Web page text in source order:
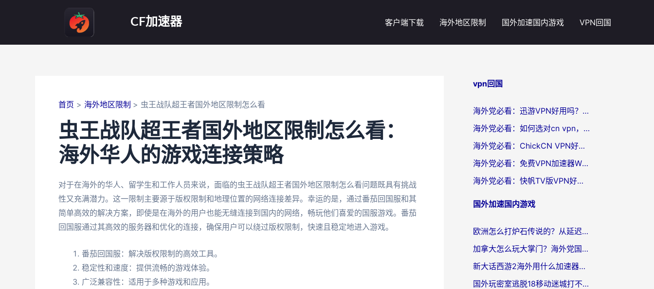
CF加速器 客户端下载 海外地区限制 国外加速国内游戏 VPN回国
首页 海外地区限制 虫王战队超王者国外地区限制怎么看
虫王战队超王者国外地区限制怎么看：
海外华人的游戏连接策略
对于在海外的华人、留学生和工作人员来说，面临的虫王战队超王者国外地区限制怎么看问题既具有挑战
性又充满潜力。这一限制主要源于版权限制和地理位置的网络连接差异。幸运的是，通过番茄回国服和其
简单高效的解决方案，即使是在海外的用户也能无缝连接到国内的网络，畅玩他们喜爱的国服游戏。番茄
回国服通过其高效的服务器和优化的连接，确保用户可以绕过版权限制，快速且稳定地进入游戏。
番茄回国服：解决版权限制的高效工具。
稳定性和速度：提供流畅的游戏体验。
广泛兼容性：适用于多种游戏和应用。
vpn回国
海外党必看：迅游VPN好用吗？和番茄加速器VPN对比哪个回国效果更好？
海外党必看：如何选对cn vpn，轻松解锁国内影音游戏？
海外党必看：ChickCN VPN好用吗？和星河VPN对比哪个回国效果更好？附真实体验+避坑指南
海外党必看：免费VPN加速器Windows版怎么选？附真实测评与无缝访问国内资源指南
海外党必看：快帆TV版VPN好用吗？和hi龟龟VPN对比哪个回国效果更好？附免费加速器选择指南
国外加速国内游戏
欧洲怎么打炉石传说的？从延迟999到丝滑上分，我找到了靠谱加速器
加拿大怎么玩大掌门？海外党国服游戏加速避坑指南（附实用工具推荐）
新大话西游2海外用什么加速器登录？老玩家亲测有效的国服游戏加速指南
国外玩密室逃脱18移动迷城打不开怎么办？海外玩家亲测有效的解决指南